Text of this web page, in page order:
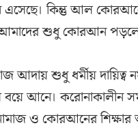
এসেছে। কিন্তু আল
আমাদের শুধু কোরআন
আদায় শুধু ধর্মীয় দায়িত্ব
বয়ে আনে। করোনাকালীন
নামাজ ও কোরআনের